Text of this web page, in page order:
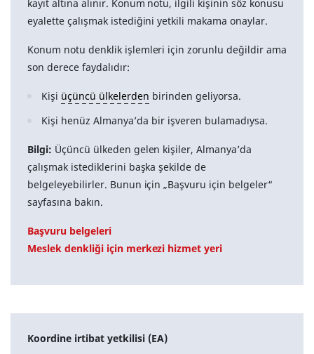
kayıt altına alınır. Konum notu, ilgili kişinin söz konusu
eyalette çalışmak istediğini yetkili makama onaylar.
Konum notu denklik işlemleri için zorunlu değildir ama
son derece faydalıdır:
Kişi üçüncü ülkelerden birinden geliyorsa.
Kişi henüz Almanya’da bir işveren bulamadıysa.
Bilgi: Üçüncü ülkeden gelen kişiler, Almanya’da
çalışmak istediklerini başka şekilde de
belgeleyebilirler. Bunun için „Başvuru için belgeler“
sayfasına bakın.
Başvuru belgeleri
Meslek denkliği için merkezi hizmet yeri
Koordine irtibat yetkilisi (EA)